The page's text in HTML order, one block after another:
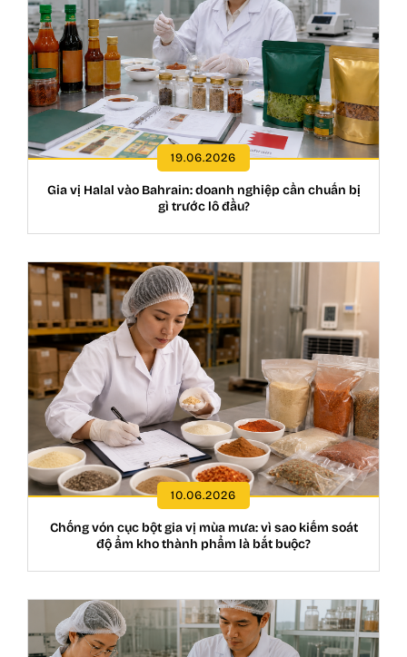
19.06.2026
Gia vị Halal vào Bahrain: doanh nghiệp cần chuẩn bị
gì trước lô đầu?
10.06.2026
Chống vón cục bột gia vị mùa mưa: vì sao kiểm soát
độ ẩm kho thành phẩm là bắt buộc?